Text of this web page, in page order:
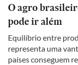
O agro
pode ir além
Equilíbrio entre
representa uma
países conseguem